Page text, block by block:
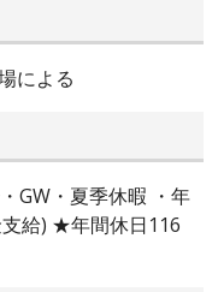
による
GW・夏季休暇 ・年
給) ★年間休日116